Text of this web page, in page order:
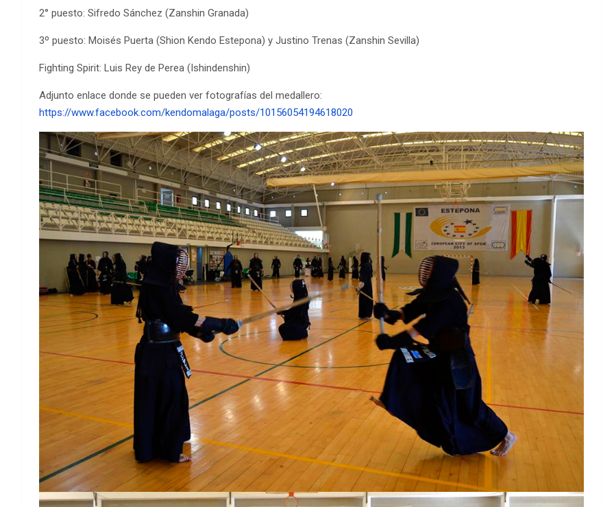
2° puesto: Sifredo Sánchez (Zanshin Granada)
3º puesto: Moisés Puerta (Shion Kendo Estepona) y Justino Trenas (Zanshin Sevilla)
Fighting Spirit: Luis Rey de Perea (Ishindenshin)
Adjunto enlace donde se pueden ver fotografías del medallero:
https://www.facebook.com/kendomalaga/posts/10156054194618020